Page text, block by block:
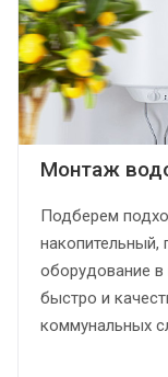
Монтаж
Подберем
накопительный,
оборудование
быстро и
коммунальных